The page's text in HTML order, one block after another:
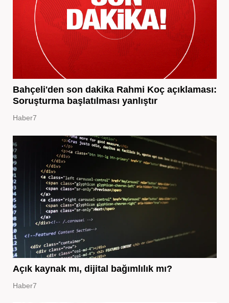
Bahçeli'den son dakika Rahmi Koç açıklaması:
Soruşturma başlatılması yanlıştır
Haber7
Açık kaynak mı, dijital bağımlılık mı?
Haber7